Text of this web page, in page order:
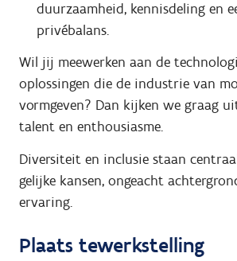
duurzaamheid, kennisdeling en
privébalans.
Wil jij meewerken aan de
oplossingen die de industrie van
vormgeven? Dan kijken we graag
talent en enthousiasme.
Diversiteit en inclusie staan
gelijke kansen, ongeacht
ervaring.
Plaats tewerkstelling